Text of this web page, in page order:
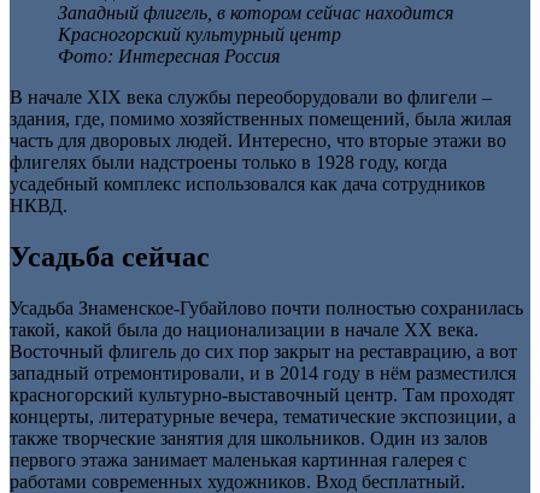
Западный флигель, в котором сейчас находится
Красногорский культурный центр
Фото: Интересная Россия
В начале XIX века службы переоборудовали во флигели –
здания, где, помимо хозяйственных помещений, была жилая
часть для дворовых людей. Интересно, что вторые этажи во
флигелях были надстроены только в 1928 году, когда
усадебный комплекс использовался как дача сотрудников
НКВД.
Усадьба сейчас
Усадьба Знаменское-Губайлово почти полностью сохранилась
такой, какой была до национализации в начале XX века.
Восточный флигель до сих пор закрыт на реставрацию, а вот
западный отремонтировали, и в 2014 году в нём разместился
красногорский культурно-выставочный центр. Там проходят
концерты, литературные вечера, тематические экспозиции, а
также творческие занятия для школьников. Один из залов
первого этажа занимает маленькая картинная галерея с
работами современных художников. Вход бесплатный.